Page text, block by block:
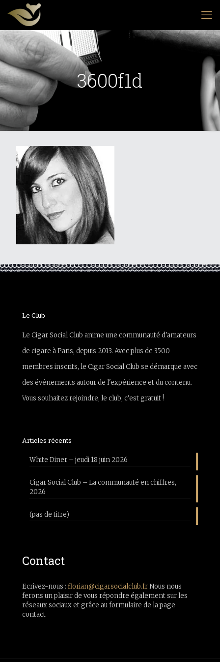
3600f1d
Le Club
Le Cigar Social Club anime une communauté d'amateurs
de cigare à Paris, depuis 2013. Avec plus de 3500
membres inscrits, le Cigar Social Club se démarque avec
des événements autour de l'expérience et du contenu.
Vous souhaitez rejoindre, le club, c'est gratuit !
Articles récents
White Diner – jeudi 18 juin 2026
Cigar Social Club – La communauté en chiffres,
2026
(pas de titre)
Contact
Ecrivez-nous : florian@cigarsocialclub.frNous nous
ferons un plaisir de vous répondre également sur les
réseaux sociaux et grâce au formulaire de la page
contact